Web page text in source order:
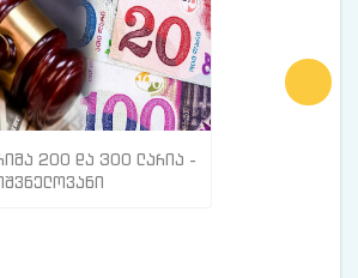
200 და 300 ლარია -